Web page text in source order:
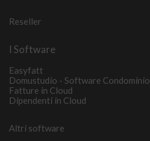
Reseller
I Software
Easyfatt
Domustudio - Software Condominio
Fatture in Cloud
Dipendenti in Cloud
Altri software